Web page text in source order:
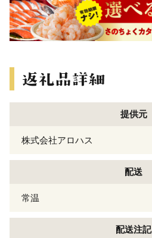
提供元
株式会社アロハス
配送
常温
配送注記